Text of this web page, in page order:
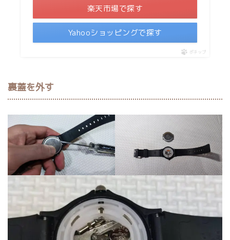
楽天市場で探す
Yahooショッピングで探す
ポチップ
裏蓋を外す